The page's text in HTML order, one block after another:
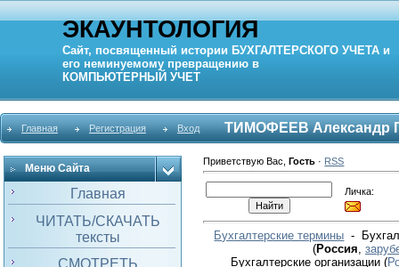
ЭКАУНТОЛОГИЯ
Сайт, посвященный истории БУХГАЛТЕРСКОГО УЧЕТА и
его неминуемому превращению в
КОМПЬЮТЕРНЫЙ УЧЕТ
Главная Регистрация Вход ТИМОФЕЕВ Александр
Меню Сайта
Главная
ЧИТАТЬ/СКАЧАТЬ
тексты
Приветствую Вас ,Гость · RSS
Личка:
Бухгалтерские термины -
(Россия
Бухгалтерские организации (